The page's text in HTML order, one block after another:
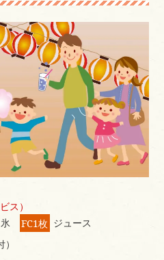
ス）
氷 FC1枚 ジュース